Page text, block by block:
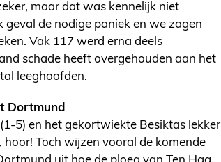
maar dat was kennelijk niet
de nodige paniek en we zagen
Vak 117 werd erna deels
schade heeft overgehouden aan het
leeghoofden.
Dortmund
5) en het gekortwiekte Besiktas lekker
Toch wijzen vooral de komende